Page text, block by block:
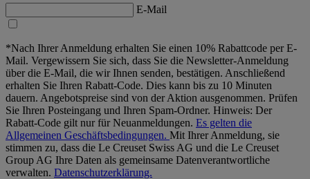
E-Mail
*Nach Ihrer Anmeldung erhalten Sie einen 10% Rabattcode per E-
Mail. Vergewissern Sie sich, dass Sie die Newsletter-Anmeldung
über die E-Mail, die wir Ihnen senden, bestätigen. Anschließend
erhalten Sie Ihren Rabatt-Code. Dies kann bis zu 10 Minuten
dauern. Angebotspreise sind von der Aktion ausgenommen. Prüfen
Sie Ihren Posteingang und Ihren Spam-Ordner. Hinweis: Der
Rabatt-Code gilt nur für Neuanmeldungen. Es gelten die
Allgemeinen Geschäftsbedingungen. Mit Ihrer Anmeldung, sie
stimmen zu, dass die Le Creuset Swiss AG und die Le Creuset
Group AG Ihre Daten als gemeinsame Datenverantwortliche
verwalten. Datenschutzerklärung.